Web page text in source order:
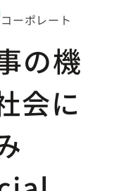
コーポレート
の機
会に